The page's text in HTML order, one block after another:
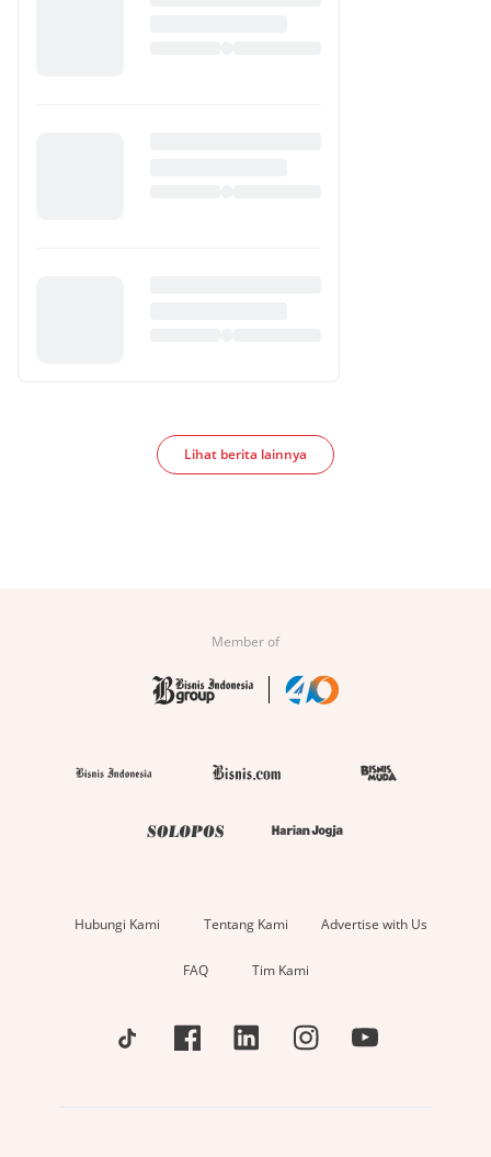
Lihat berita lainnya
Member of
Hubungi Kami Tentang Kami Advertise with Us
FAQ Tim Kami